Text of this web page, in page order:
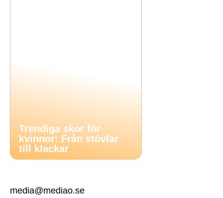
Trendiga skor för
kvinnor: Från stövlar
till klackar
media@mediao.se